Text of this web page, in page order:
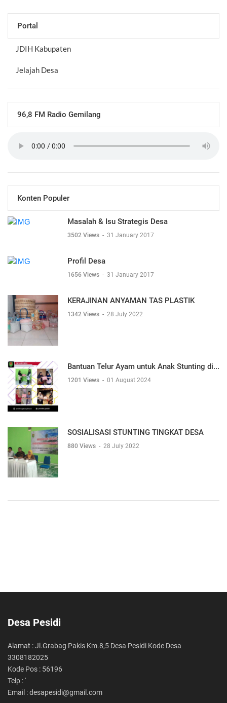
Portal
JDIH Kabupaten
Jelajah Desa
96,8 FM Radio Gemilang
Konten Populer
Masalah & Isu Strategis Desa
3502 Views - 31 January 2017
Profil Desa
1656 Views - 31 January 2017
KERAJINAN ANYAMAN TAS PLASTIK
1342 Views - 28 July 2022
Bantuan Telur Ayam untuk Anak Stunting di...
1201 Views - 01 August 2024
SOSIALISASI STUNTING TINGKAT DESA
880 Views - 28 July 2022
Desa Pesidi
Alamat : Jl.Grabag Pakis Km.8,5 Desa Pesidi Kode Desa
3308182025
Kode Pos : 56196
Telp : '
Email : desapesidi@gmail.com